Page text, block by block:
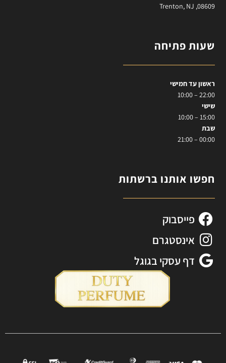
Trenton, NJ ,08609
שעות פתיחה
ראשון עד חמישי
22:00 – 10:00
שישי
15:00 – 10:00
שבת
00:00 – 21:00
חפשו אותנו ברשתות
פייסבוק
אינסטגרם
דף עסקי בגוגל